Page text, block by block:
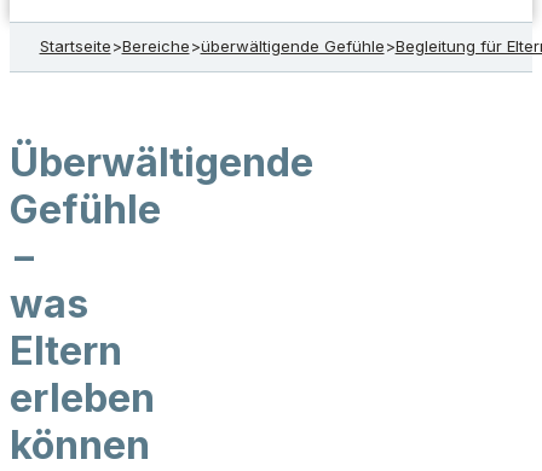
Startseite>Bereiche>überwältigende Gefühle>Begleitung für
Überwältigende
Gefühle
–
was
Eltern
erleben
können